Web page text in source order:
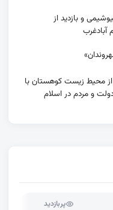
و بازدید از
آبادغرب
محیط زیست کوهستان با
و مردم در اسلام
پربازدید